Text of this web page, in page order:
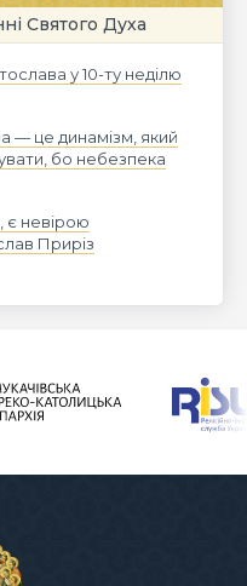
Святого Духа
у 10-ту неділю
— це динамізм, який
бо небезпека
є невірою
Приріз